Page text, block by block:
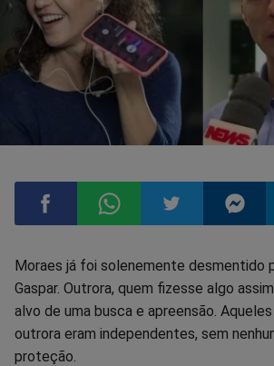
Compartilhar
no
Facebook
Compartilhar
no
Compartilhar
no
no
Moraes já foi solenemente desmentido
Gaspar. Outrora, quem fizesse algo
alvo de uma busca e apreensão.
outrora eram independentes, sem
proteção.